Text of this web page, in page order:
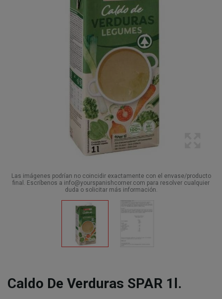
Las imágenes podrían no coincidir exactamente con el envase/producto
final. Escríbenos a info@yourspanishcorner.com para resolver cualquier
duda o solicitar más información.
Caldo De Verduras SPAR 1l.